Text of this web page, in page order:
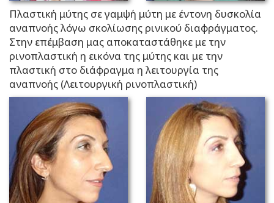
Πλαστική μύτης σε γαμψή μύτη με έντονη δυσκολία
αναπνοής λόγω σκολίωσης ρινικού διαφράγματος.
Στην επέμβαση μας αποκαταστάθηκε με την
ρινοπλαστική η εικόνα της μύτης και με την
πλαστική στο διάφραγμα η λειτουργία της
αναπνοής (Λειτουργική ρινοπλαστική)